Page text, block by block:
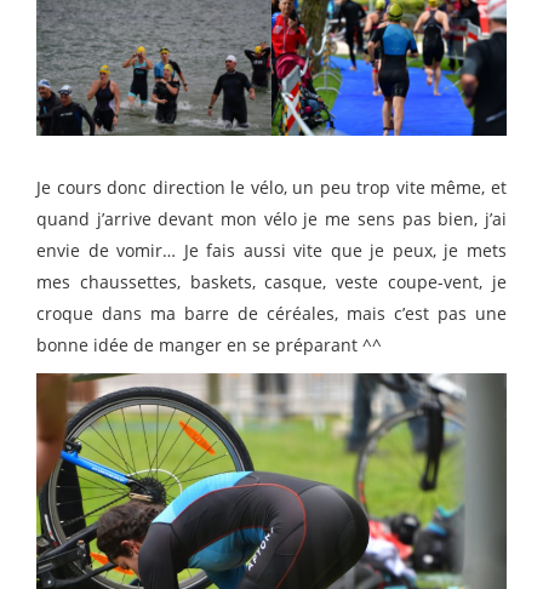
Je cours donc direction le vélo, un peu trop vite même, et
quand j’arrive devant mon vélo je me sens pas bien, j’ai
envie de vomir… Je fais aussi vite que je peux, je mets
mes chaussettes, baskets, casque, veste coupe-vent, je
croque dans ma barre de céréales, mais c’est pas une
bonne idée de manger en se préparant ^^